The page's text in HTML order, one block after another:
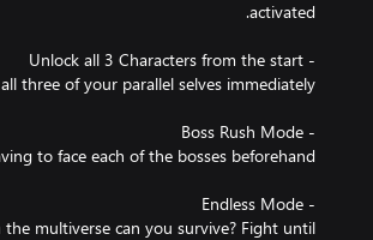
multiverse can you survive? Fight until